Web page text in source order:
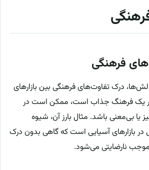
فرهنگی
درک تفاوت‌های فرهنگی بین بازارهای
یک فرهنگ جذاب است، ممکن است در
یا بی‌معنی باشد. مثال بارز آن، شیوه
در بازارهای آسیایی است که گاهی بدون درک
نارضایتی می‌شود.